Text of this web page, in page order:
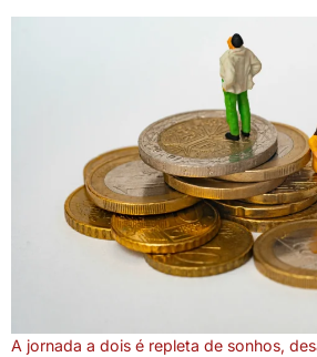
A jornada a dois é repleta de sonhos,